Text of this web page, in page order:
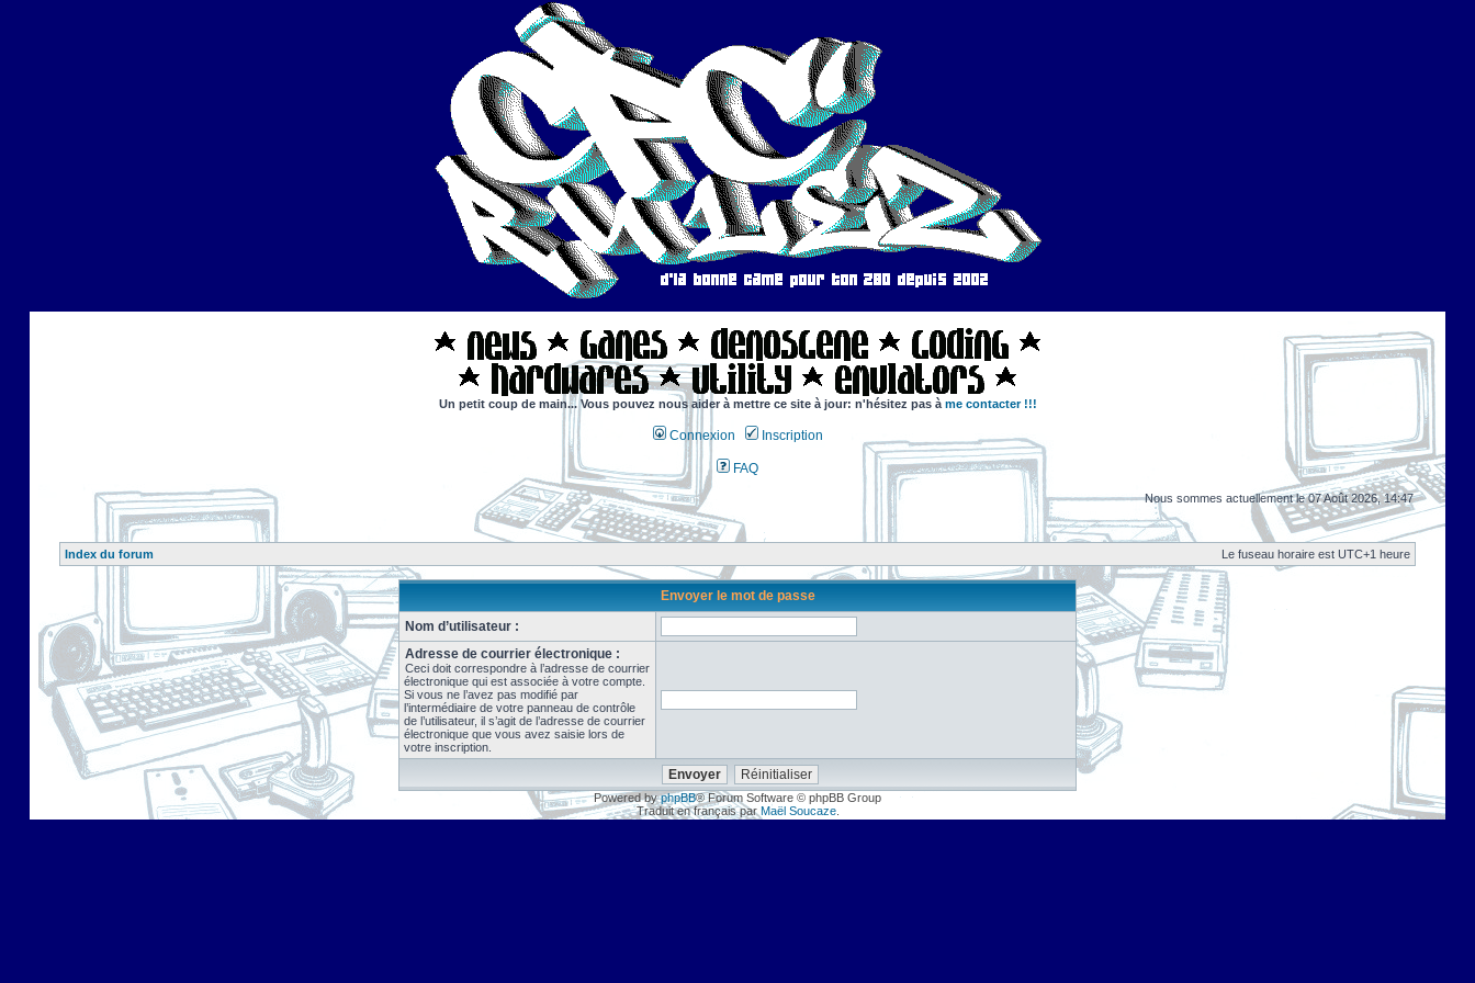
Un petit coup de main... Vous pouvez nous aider à mettre ce site à jour: n'hésitez pas à me contacter !!!
Connexion Inscription
FAQ
Nous sommes actuellement le 07 Août 2026, 14:47
Index du forum Le fuseau horaire est UTC+1 heure
Envoyer le mot de passe
Nom d’utilisateur :
Adresse de courrier électronique :
Ceci doit correspondre à l’adresse de courrier
électronique qui est associée à votre compte.
Si vous ne l’avez pas modifié par
l’intermédiaire de votre panneau de contrôle
de l’utilisateur, il s’agit de l’adresse de courrier
électronique que vous avez saisie lors de
votre inscription.
Powered byphpBB® Forum Software © phpBB Group
Traduit en français par Maël Soucaze.